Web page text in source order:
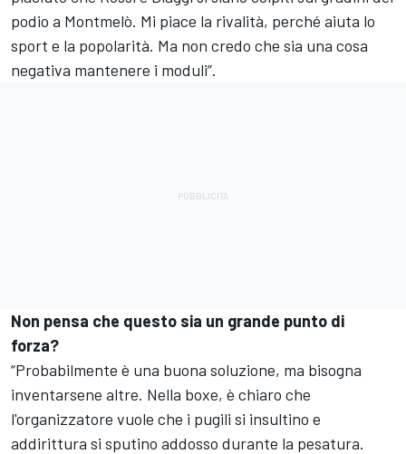
podio a Montmelò. Mi piace la rivalità, perché aiuta lo
sport e la popolarità. Ma non credo che sia una cosa
negativa mantenere i moduli”.
Non pensa che questo sia un grande punto di
forza?
“Probabilmente è una buona soluzione, ma bisogna
inventarsene altre. Nella boxe, è chiaro che
l'organizzatore vuole che i pugili si insultino e
addirittura si sputino addosso durante la pesatura.